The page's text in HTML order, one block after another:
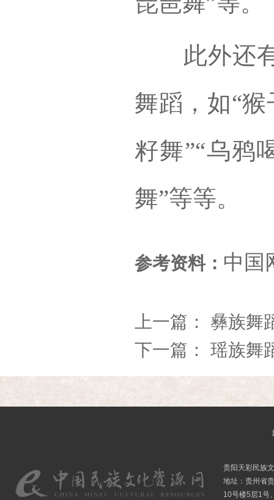
此外还有
舞蹈，如“猴
籽舞”“乌鸦
舞”等等。
参考资料： 中国
上一篇： 彝族舞
下一篇： 瑶族舞
贵阳天彩民族
地址：贵州省
10号楼5层1号